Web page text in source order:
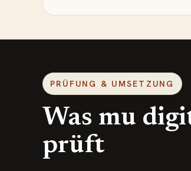
PRÜFUNG & UMSETZUNG
Was mu
prüft